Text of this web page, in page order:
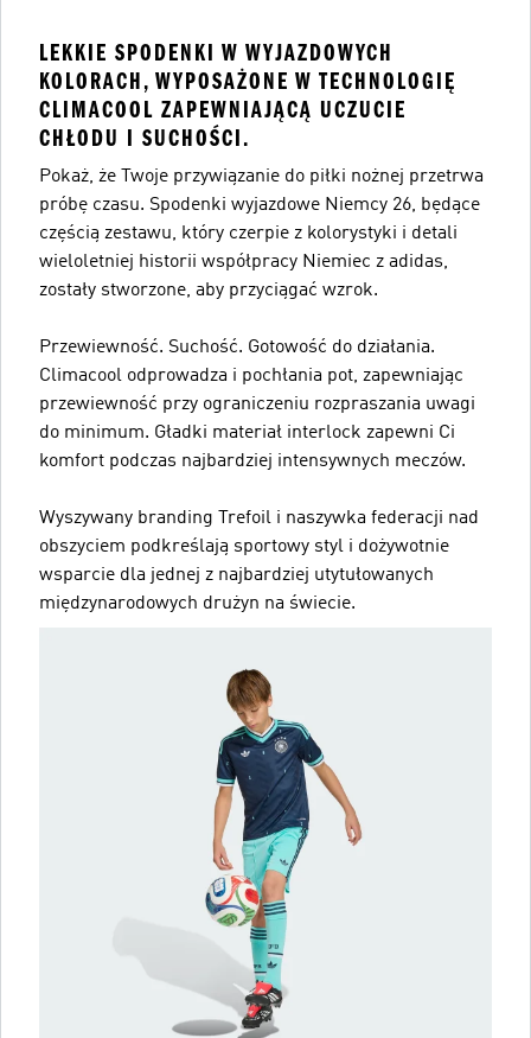
LEKKIE SPODENKI W WYJAZDOWYCH
KOLORACH, WYPOSAŻONE W TECHNOLOGIĘ
CLIMACOOL ZAPEWNIAJĄCĄ UCZUCIE
CHŁODU I SUCHOŚCI.
Pokaż, że Twoje przywiązanie do piłki nożnej przetrwa
próbę czasu. Spodenki wyjazdowe Niemcy 26, będące
częścią zestawu, który czerpie z kolorystyki i detali
wieloletniej historii współpracy Niemiec z adidas,
zostały stworzone, aby przyciągać wzrok.
Przewiewność. Suchość. Gotowość do działania.
Climacool odprowadza i pochłania pot, zapewniając
przewiewność przy ograniczeniu rozpraszania uwagi
do minimum. Gładki materiał interlock zapewni Ci
komfort podczas najbardziej intensywnych meczów.
Wyszywany branding Trefoil i naszywka federacji nad
obszyciem podkreślają sportowy styl i dożywotnie
wsparcie dla jednej z najbardziej utytułowanych
międzynarodowych drużyn na świecie.